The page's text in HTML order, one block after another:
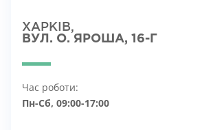
ХАРКІВ,
ВУЛ. О. ЯРОША, 16-Г
Час роботи:
Пн-Сб, 09:00-17:00